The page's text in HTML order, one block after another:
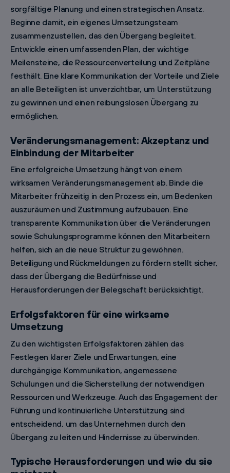
sorgfältige Planung und einen strategischen Ansatz.
Beginne damit, ein eigenes Umsetzungsteam
zusammenzustellen, das den Übergang begleitet.
Entwickle einen umfassenden Plan, der wichtige
Meilensteine, die Ressourcenverteilung und Zeitpläne
festhält. Eine klare Kommunikation der Vorteile und Ziele
an alle Beteiligten ist unverzichtbar, um Unterstützung
zu gewinnen und einen reibungslosen Übergang zu
ermöglichen.
Veränderungsmanagement: Akzeptanz und
Einbindung der Mitarbeiter
Eine erfolgreiche Umsetzung hängt von einem
wirksamen Veränderungsmanagement ab. Binde die
Mitarbeiter frühzeitig in den Prozess ein, um Bedenken
auszuräumen und Zustimmung aufzubauen. Eine
transparente Kommunikation über die Veränderungen
sowie Schulungsprogramme können den Mitarbeitern
helfen, sich an die neue Struktur zu gewöhnen.
Beteiligung und Rückmeldungen zu fördern stellt sicher,
dass der Übergang die Bedürfnisse und
Herausforderungen der Belegschaft berücksichtigt.
Erfolgsfaktoren für eine wirksame
Umsetzung
Zu den wichtigsten Erfolgsfaktoren zählen das
Festlegen klarer Ziele und Erwartungen, eine
durchgängige Kommunikation, angemessene
Schulungen und die Sicherstellung der notwendigen
Ressourcen und Werkzeuge. Auch das Engagement der
Führung und kontinuierliche Unterstützung sind
entscheidend, um das Unternehmen durch den
Übergang zu leiten und Hindernisse zu überwinden.
Typische Herausforderungen und wie du sie